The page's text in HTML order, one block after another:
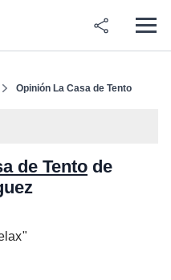
Opinión La Casa de Tento
de Tento de
"